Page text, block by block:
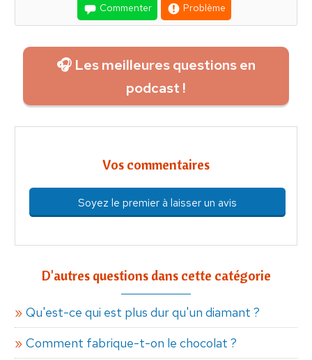
Commenter Problème
🎧 Les meilleures questions en
podcast !
Vos commentaires
Soyez le premier à laisser un avis
D'autres questions dans cette catégorie
Qu'est-ce qui est plus dur qu'un diamant ?
Comment fabrique-t-on le chocolat ?